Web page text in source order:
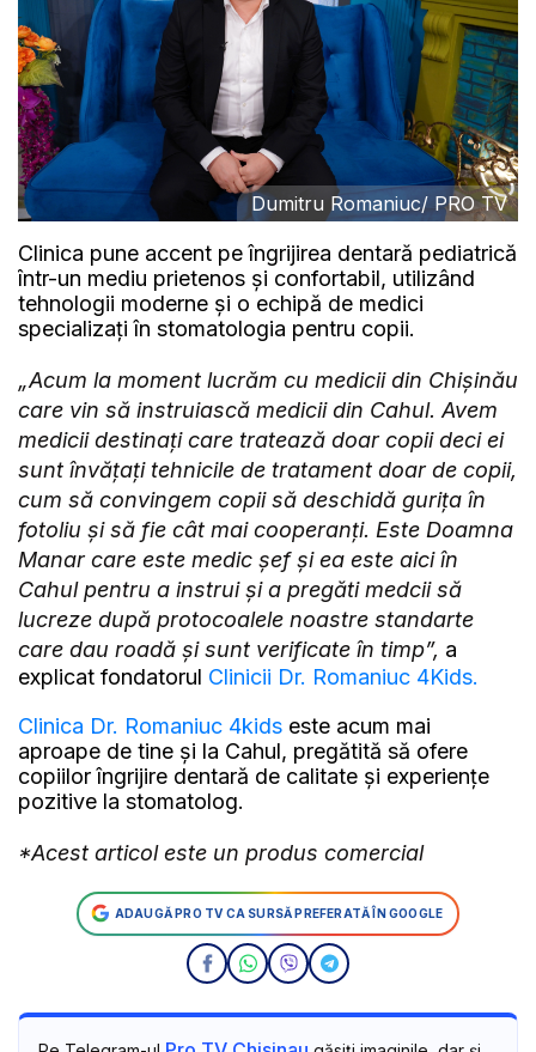
Dumitru Romaniuc/ PRO TV
Clinica pune accent pe îngrijirea dentară pediatrică
într-un mediu prietenos și confortabil, utilizând
tehnologii moderne și o echipă de medici
specializați în stomatologia pentru copii.
„Acum la moment lucrăm cu medicii din Chișinău
care vin să instruiască medicii din Cahul. Avem
medicii destinați care tratează doar copii deci ei
sunt învățați tehnicile de tratament doar de copii,
cum să convingem copii să deschidă gurița în
fotoliu și să fie cât mai cooperanți. Este Doamna
Manar care este medic șef și ea este aici în
Cahul pentru a instrui și a pregăti medcii să
lucreze după protocoalele noastre standarte
care dau roadă și sunt verificate în timp”, a
explicat fondatorul Clinicii Dr. Romaniuc 4Kids.
Clinica Dr. Romaniuc 4kids este acum mai
aproape de tine și la Cahul, pregătită să ofere
copiilor îngrijire dentară de calitate și experiențe
pozitive la stomatolog.
*Acest articol este un produs comercial
ADAUGĂ PRO TV CA SURSĂ PREFERATĂ ÎN GOOGLE